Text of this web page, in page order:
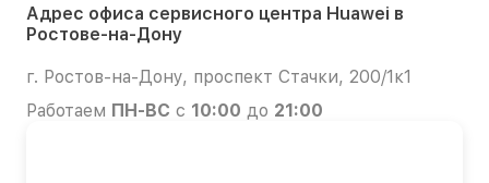
Адрес офиса сервисного центра Huawei в
Ростове-на-Дону
г. Ростов-на-Дону, проспект Стачки, 200/1к1
Работаем ПН-ВС с 10:00 до 21:00